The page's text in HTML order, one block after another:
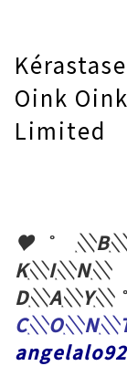
Kérastase
Oink
Limited
♥˚
D░A░Y░